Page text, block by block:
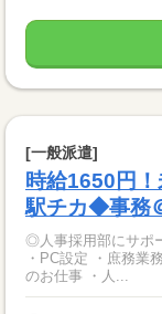
[一般派遣]
時給1650円
駅チカ◆事務
◎人事採用部にサポート業務を
・PC設定 ・庶務業務 ▼こちらのお仕事以外にも...▼ ・大手企業で
のお仕事 ・人...